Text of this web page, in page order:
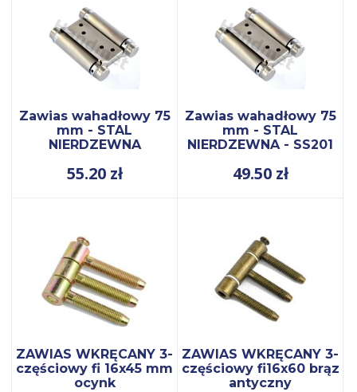
Zawias wahadłowy 75
mm - STAL
NIERDZEWNA
55.20 zł
Zawias wahadłowy 75
mm - STAL
NIERDZEWNA - SS201
49.50 zł
ZAWIAS WKRĘCANY 3-
częściowy fi 16x45 mm
ocynk
ZAWIAS WKRĘCANY 3-
częściowy fi16x60 brąz
antyczny